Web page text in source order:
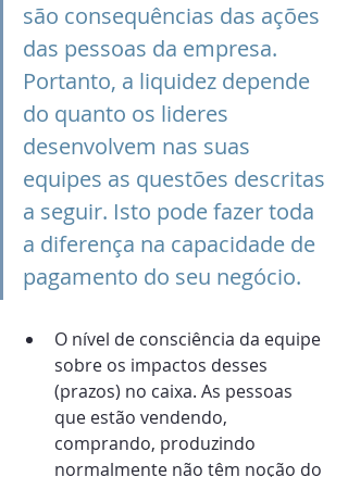
são consequências das ações
das pessoas da empresa.
Portanto, a liquidez depende
do quanto os lideres
desenvolvem nas suas
equipes as questões descritas
a seguir. Isto pode fazer toda
a diferença na capacidade de
pagamento do seu negócio.
O nível de consciência da equipe
sobre os impactos desses
(prazos) no caixa. As pessoas
que estão vendendo,
comprando, produzindo
normalmente não têm noção do